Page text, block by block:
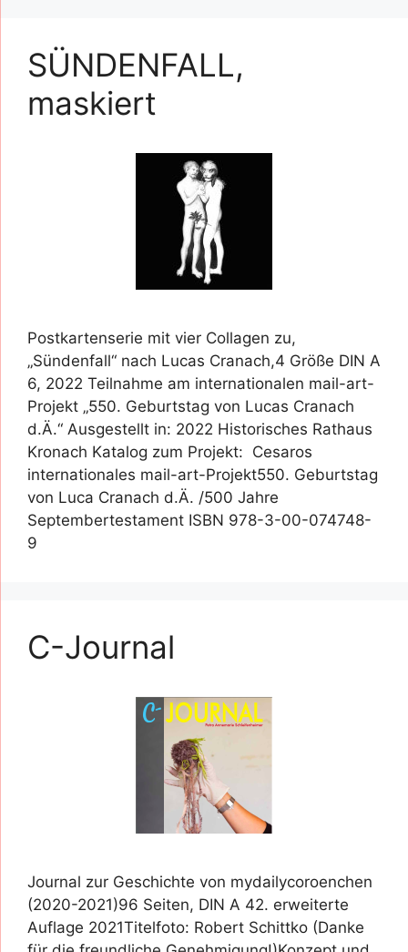
SÜNDENFALL,
maskiert
Postkartenserie mit vier Collagen zu,
„Sündenfall“ nach Lucas Cranach,4 Größe DIN A
6, 2022 Teilnahme am internationalen mail-art-
Projekt „550. Geburtstag von Lucas Cranach
d.Ä.“ Ausgestellt in: 2022 Historisches Rathaus
Kronach Katalog zum Projekt: Cesaros
internationales mail-art-Projekt550. Geburtstag
von Luca Cranach d.Ä. /500 Jahre
Septembertestament ISBN 978-3-00-074748-
9
C-Journal
Journal zur Geschichte von mydailycoroenchen
(2020-2021)96 Seiten, DIN A 42. erweiterte
Auflage 2021Titelfoto: Robert Schittko (Danke